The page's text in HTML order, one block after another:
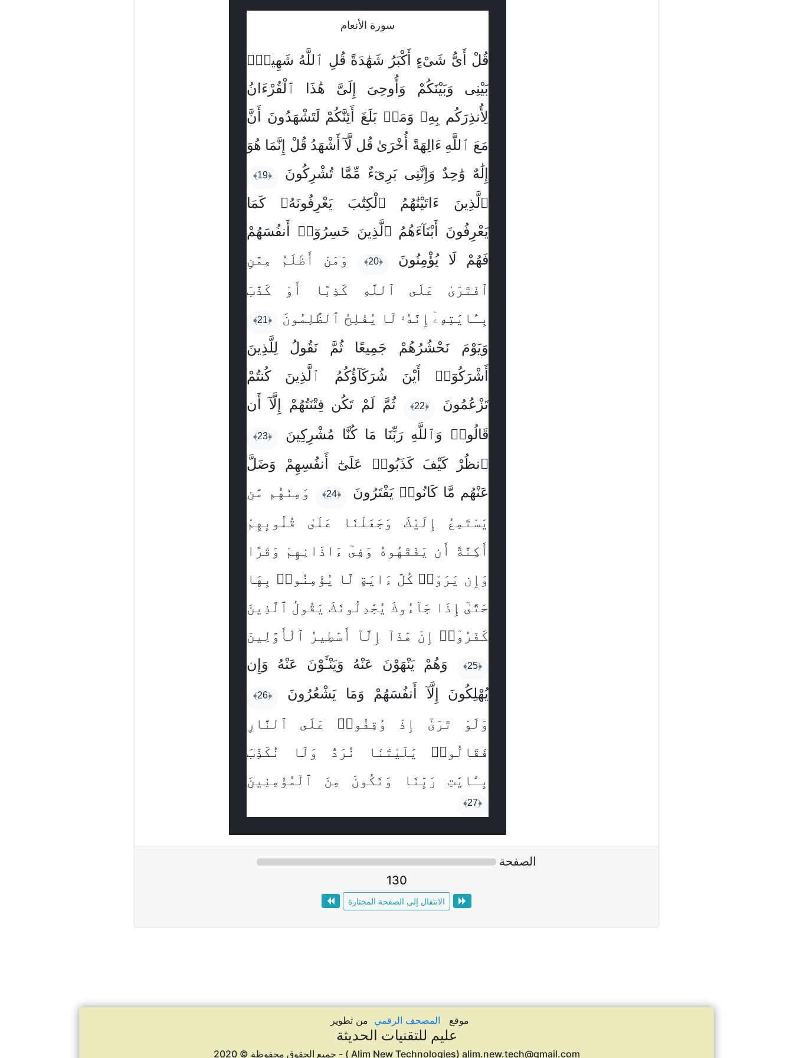
سورة الأنعام
قُلْ أَىُّ شَىْءٍ أَكْبَرُ شَهَٰدَةً قُلِ ٱللَّهُ شَهِيدٌۢ
بَيْنِى وَبَيْنَكُمْ وَأُوحِىَ إِلَىَّ هَٰذَا ٱلْقُرْءَانُ
لِأُنذِرَكُم بِهِۦ وَمَنۢ بَلَغَ أَئِنَّكُمْ لَتَشْهَدُونَ أَنَّ
مَعَ ٱللَّهِ ءَالِهَةً أُخْرَىٰ قُل لَّآ أَشْهَدُ قُلْ إِنَّمَا هُوَ
إِلَٰهٌ وَٰحِدٌ وَإِنَّنِى بَرِىٓءٌ مِّمَّا تُشْرِكُونَ
﴿19﴾
ٱلَّذِينَ ءَاتَيْنَٰهُمُ ٱلْكِتَٰبَ يَعْرِفُونَهُۥ كَمَا
يَعْرِفُونَ أَبْنَآءَهُمُ ٱلَّذِينَ خَسِرُوٓا۟ أَنفُسَهُمْ
فَهُمْ لَا يُؤْمِنُونَ
﴿20﴾
وَمَنْ أَظْلَمُ مِمَّنِ
ٱفْتَرَىٰ عَلَى ٱللَّهِ كَذِبًا أَوْ كَذَّبَ
بِـَٔايَٰتِهِۦٓ إِنَّهُۥ لَا يُفْلِحُ ٱلظَّٰلِمُونَ
﴿21﴾
وَيَوْمَ نَحْشُرُهُمْ جَمِيعًا ثُمَّ نَقُولُ لِلَّذِينَ
أَشْرَكُوٓا۟ أَيْنَ شُرَكَآؤُكُمُ ٱلَّذِينَ كُنتُمْ
تَزْعُمُونَ
﴿22﴾
ثُمَّ لَمْ تَكُن فِتْنَتُهُمْ إِلَّآ أَن
قَالُوا۟ وَٱللَّهِ رَبِّنَا مَا كُنَّا مُشْرِكِينَ
﴿23﴾
ٱنظُرْ كَيْفَ كَذَبُوا۟ عَلَىٰٓ أَنفُسِهِمْ وَضَلَّ
عَنْهُم مَّا كَانُوا۟ يَفْتَرُونَ
﴿24﴾
وَمِنْهُم مَّن
يَسْتَمِعُ إِلَيْكَ وَجَعَلْنَا عَلَىٰ قُلُوبِهِمْ
أَكِنَّةً أَن يَفْقَهُوهُ وَفِىٓ ءَاذَانِهِمْ وَقْرًا
وَإِن يَرَوْا۟ كُلَّ ءَايَةٍ لَّا يُؤْمِنُوا۟ بِهَا
حَتَّىٰٓ إِذَا جَآءُوكَ يُجَٰدِلُونَكَ يَقُولُ ٱلَّذِينَ
كَفَرُوٓا۟ إِنْ هَٰذَآ إِلَّآ أَسَٰطِيرُ ٱلْأَوَّلِينَ
﴿25﴾
وَهُمْ يَنْهَوْنَ عَنْهُ وَيَنْـَٔوْنَ عَنْهُ وَإِن
يُهْلِكُونَ إِلَّآ أَنفُسَهُمْ وَمَا يَشْعُرُونَ
﴿26﴾
وَلَوْ تَرَىٰٓ إِذْ وُقِفُوا۟ عَلَى ٱلنَّارِ
فَقَالُوا۟ يَٰلَيْتَنَا نُرَدُّ وَلَا نُكَذِّبَ
بِـَٔايَٰتِ رَبِّنَا وَنَكُونَ مِنَ ٱلْمُؤْمِنِينَ
﴿27﴾
الصفحة
130
الانتقال إلى الصفحة المختارة
موقع المصحف الرقمي من تطوير
عليم للتقنيات الحديثة
Alim New Technologies) alim.new.tech@gmail.com ) - جميع الحقوق محفوظة © 2020